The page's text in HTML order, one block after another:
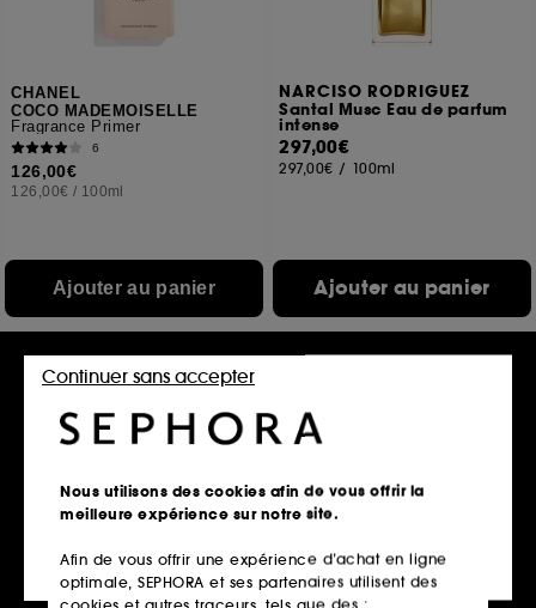
CHANEL
COCO MADEMOISELLE
Fragrance Primer
6
126,00€
126,00€ / 100ml
Ajouter au panier
NARCISO RODRIGUEZ
Santal Musc Eau de parfum
intense
297,00€
297,00€ / 100ml
Ajouter au panier
VAN CLEEF AND ARPELS
Collection Extraordinaire
Ambre impérial
Exclu web
L'ARTISAN PARFUMEUR
Musc Amarante
Eau de Cologne
Nous utilisons des cookies afin de vous offrir la
meilleure expérience sur notre site.
Afin de vous offrir une expérience d’achat en ligne
optimale, SEPHORA et ses partenaires utilisent des
cookies et autres traceurs, tels que des :
Continuer sans accepter